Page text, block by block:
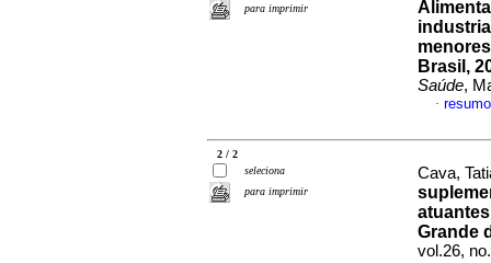
para imprimir
Brasil,
Saúde,
·
2 / 2
seleciona
para imprimir
Cava,
Grande
vol.26,